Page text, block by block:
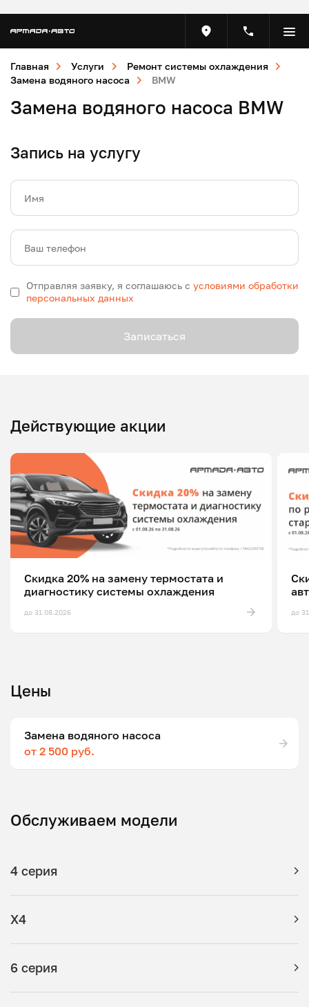
Главная Услуги
Ремонт системы охлаждения
Замена водяного насоса
BMW
Замена водяного насоса BMW
Запись на услугу
Имя
Ваш телефон
Отправляя заявку, я соглашаюсь с условиями обработки
персональных данных
Записаться
Действующие акции
Скидка 20% на замену термостата и
диагностику системы охлаждения
до 31.08.2026 до
Цены
Замена водяного насоса
от 2 500 руб.
Обслуживаем модели
4 серия
X4
6 серия